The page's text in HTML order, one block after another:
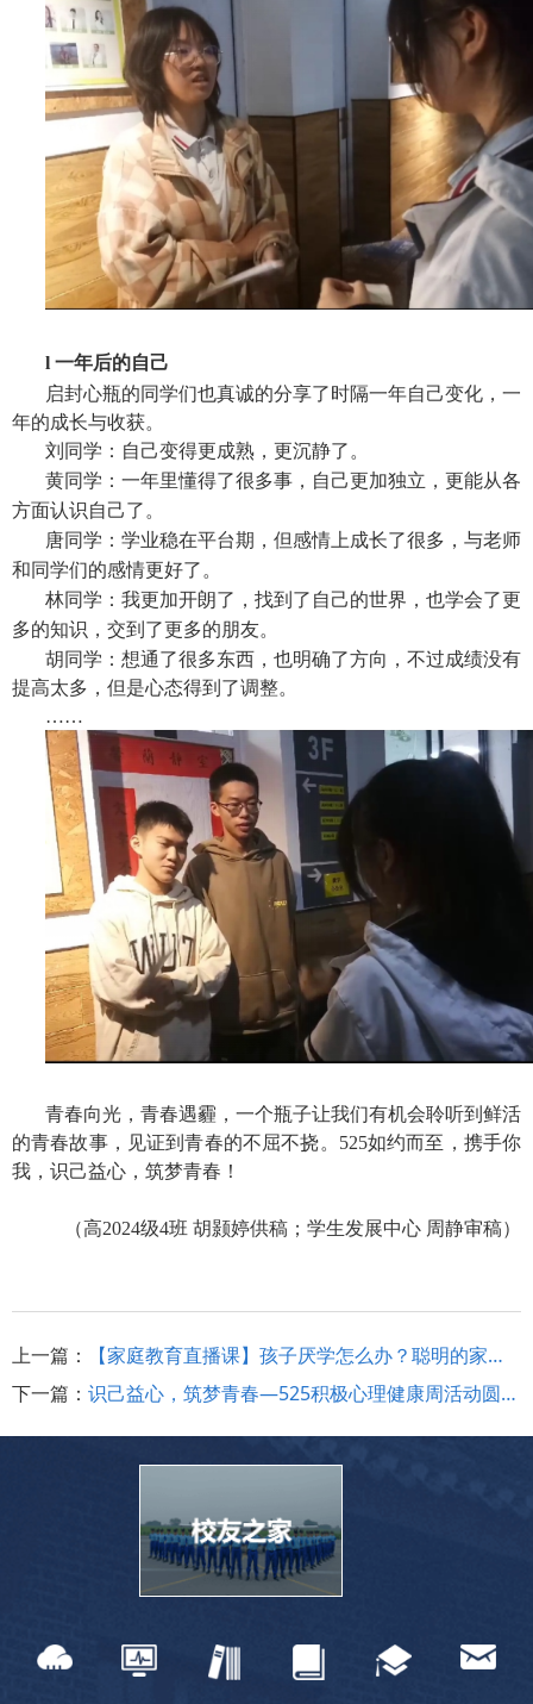
l 一年后的自己
启封心瓶的同学们也真诚的分享了时隔一年自己变化，一
年的成长与收获。
刘同学：自己变得更成熟，更沉静了。
黄同学：一年里懂得了很多事，自己更加独立，更能从各
方面认识自己了。
唐同学：学业稳在平台期，但感情上成长了很多，与老师
和同学们的感情更好了。
林同学：我更加开朗了，找到了自己的世界，也学会了更
多的知识，交到了更多的朋友。
胡同学：想通了很多东西，也明确了方向，不过成绩没有
提高太多，但是心态得到了调整。
……
青春向光，青春遇霾，一个瓶子让我们有机会聆听到鲜活
的青春故事，见证到青春的不屈不挠。 525如约而至，携手你
我，识己益心，筑梦青春！
（高2024级4班 胡颢婷供稿；学生发展中心 周静审稿）
上一篇：
【家庭教育直播课】孩子厌学怎么办？聪明的家长这样做！
下一篇： 识己益心，筑梦青春—525积极心理健康周活动圆满开展